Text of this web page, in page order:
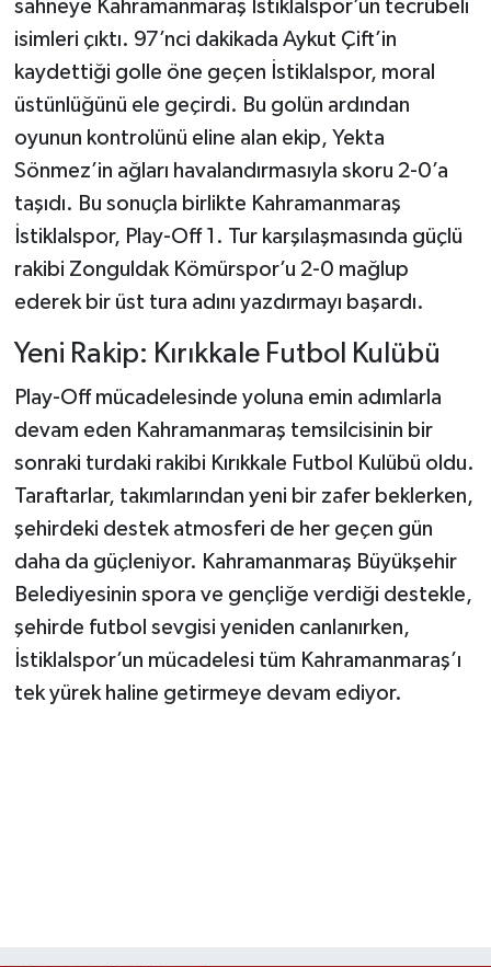
sahneye Kahramanmaraş İstiklalspor’un tecrübeli
isimleri çıktı. 97’nci dakikada Aykut Çift’in
kaydettiği golle öne geçen İstiklalspor, moral
üstünlüğünü ele geçirdi. Bu golün ardından
oyunun kontrolünü eline alan ekip, Yekta
Sönmez’in ağları havalandırmasıyla skoru 2-0’a
taşıdı. Bu sonuçla birlikte Kahramanmaraş
İstiklalspor, Play-Off 1. Tur karşılaşmasında güçlü
rakibi Zonguldak Kömürspor’u 2-0 mağlup
ederek bir üst tura adını yazdırmayı başardı.
Yeni Rakip: Kırıkkale Futbol Kulübü
Play-Off mücadelesinde yoluna emin adımlarla
devam eden Kahramanmaraş temsilcisinin bir
sonraki turdaki rakibi Kırıkkale Futbol Kulübü oldu.
Taraftarlar, takımlarından yeni bir zafer beklerken,
şehirdeki destek atmosferi de her geçen gün
daha da güçleniyor. Kahramanmaraş Büyükşehir
Belediyesinin spora ve gençliğe verdiği destekle,
şehirde futbol sevgisi yeniden canlanırken,
İstiklalspor’un mücadelesi tüm Kahramanmaraş’ı
tek yürek haline getirmeye devam ediyor.